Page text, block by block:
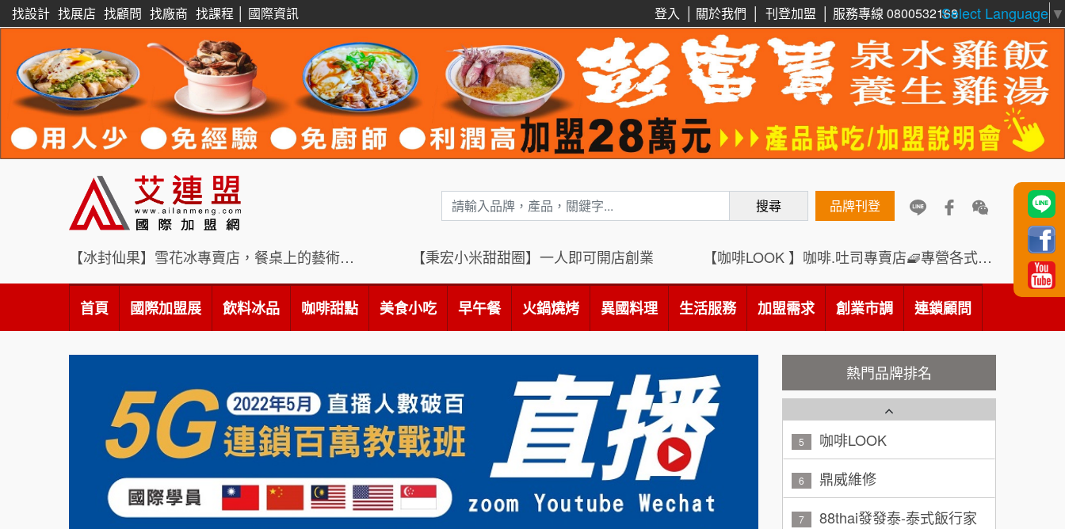
Select Language ▼
找設計 找展店 找顧問 找廠商 找課程 國際資訊 關於我們 刊登加盟 服務專線 0800532168
登入
搜尋 品牌刊登
【冰封仙果】雪花冰專賣店，餐桌上的藝術饗宴 【秉宏小米甜甜圈】一人即可開店創業 【咖啡LOOK 】咖啡.吐司專賣店🧇專營各式創意法式吐司
首頁 國際加盟展 飲料冰品 咖啡甜點 美食小吃 早午餐 火鍋燒烤 異國料理 生活服務 加盟需求 創業市調 連鎖顧問
熱門品牌排名
6 鼎威維修
7 88thai發發泰-泰式飯行家
8 呷尚寶
TEA TOP台灣第一味
Cozy coffee可集咖啡
2 霏等茶
潮鍋癮
5 咖啡LOOK
6 鼎威維修
7 88thai發發泰-泰式飯行家
8 呷尚寶
周 先生/小姐 台北
加盟預算 100萬 ~150萬
徐 先生/小姐 新北市
加盟預算 50萬~75萬
何 先生/小姐 台南
呂 先生/小姐 新竹市
顏 先生/小姐 台北市
加盟預算 100萬 ~ 200萬
200萬~300萬
加盟預算 100萬~150萬
林 先生/小姐
100萬 ~ 200萬